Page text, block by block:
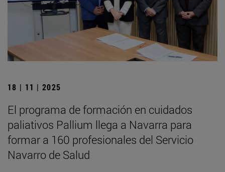
18 | 11 | 2025
El programa de formación en cuidados
paliativos Pallium llega a Navarra para
formar a 160 profesionales del Servicio
Navarro de Salud